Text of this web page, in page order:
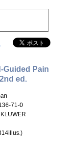
Guided Pain
ed.
71-0
KLUWER